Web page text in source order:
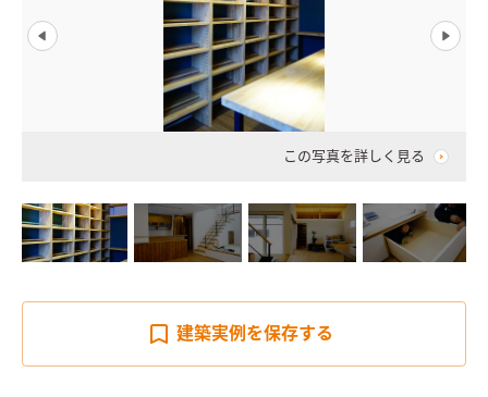
この写真を詳しく見る
建築実例を保存する